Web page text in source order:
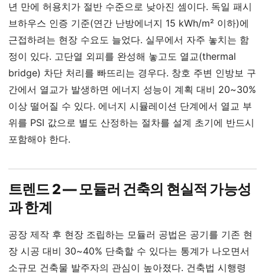
년 만에 허용치가 절반 수준으로 낮아진 셈이다. 독일 패시
브하우스 인증 기준(연간 난방에너지 15 kWh/m² 이하)에
근접하려는 현장 수요도 늘었다. 실무에서 자주 놓치는 함
정이 있다. 고단열 외피를 완성해 놓고도 열교(thermal
bridge) 차단 처리를 빠뜨리는 경우다. 창호 주변 인방보 구
간에서 열교가 발생하면 에너지 성능이 계획 대비 20~30%
이상 떨어질 수 있다. 에너지 시뮬레이션 단계에서 열교 부
위를 PSI 값으로 별도 산정하는 절차를 설계 초기에 반드시
포함해야 한다.
트렌드 2 — 모듈러 건축의 현실적 가능성
과 한계
공장 제작 후 현장 조립하는 모듈러 공법은 공기를 기존 현
장 시공 대비 30~40% 단축할 수 있다는 통계가 나오면서
소규모 건축물 발주자의 관심이 높아졌다. 건축법 시행령